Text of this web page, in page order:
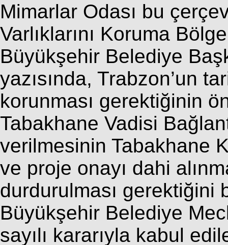
Mimarlar Odası bu
Varlıklarını Koruma
Büyükşehir Belediye
yazısında, Trabzon’un
korunması gerektiğinin
Tabakhane Vadisi
verilmesinin Tabakhane
ve proje onayı dahi
durdurulması gerektiğini
Büyükşehir Belediye
sayılı kararıyla kabul